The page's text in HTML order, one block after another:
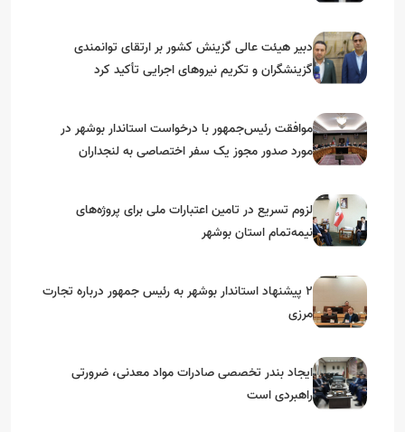
دبیر هیئت عالی گزینش کشور بر ارتقای توانمندی
گزینشگران و تکریم نیروهای اجرایی تأکید کرد
موافقت رئیس‌جمهور با درخواست استاندار بوشهر در
مورد صدور مجوز یک سفر اختصاصی به لنجداران
لزوم تسریع در تامین اعتبارات ملی برای پروژه‌های
نیمه‌تمام استان بوشهر
۲ پیشنهاد استاندار بوشهر به رئیس جمهور درباره تجارت
مرزی
ایجاد بندر تخصصی صادرات مواد معدنی، ضرورتی
راهبردی است